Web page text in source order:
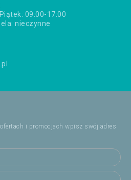
09:00-17:00
nieczynne
i promocjach wpisz swój adres